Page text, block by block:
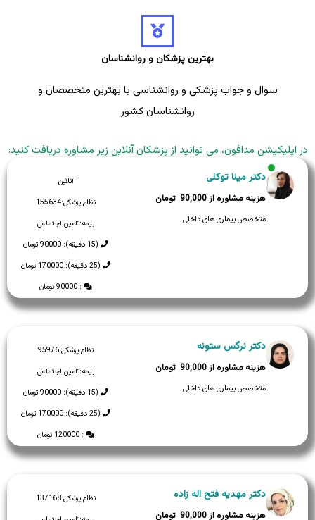
بهترین پزشکان و روانشناسان
سوال و جواب پزشکی و روانشناسی با بهترین متخصصان و
روانشناسان کشور
در اپلیکیشن مدافون، می توانید از پزشکان آنلاین زیر مشاوره دریافت کنید:
آنلاین
نظام پزشکی:155634
بیمه:تامین اجتماعی
(15 دقیقه): 90000 تومان
(25 دقیقه): 170000 تومان
: 90000 تومان
دکتر مینا توکلی
90,000
متخصص بیماری های داخلی
نظام پزشکی:95976
بیمه:تامین اجتماعی
(15 دقیقه): 90000 تومان
(25 دقیقه): 170000 تومان
: 120000 تومان
دکتر نرگس ستونه
90,000
متخصص بیماری های داخلی
نظام پزشکی:137168
دکتر مهدیه فتح اله زاده
90,000